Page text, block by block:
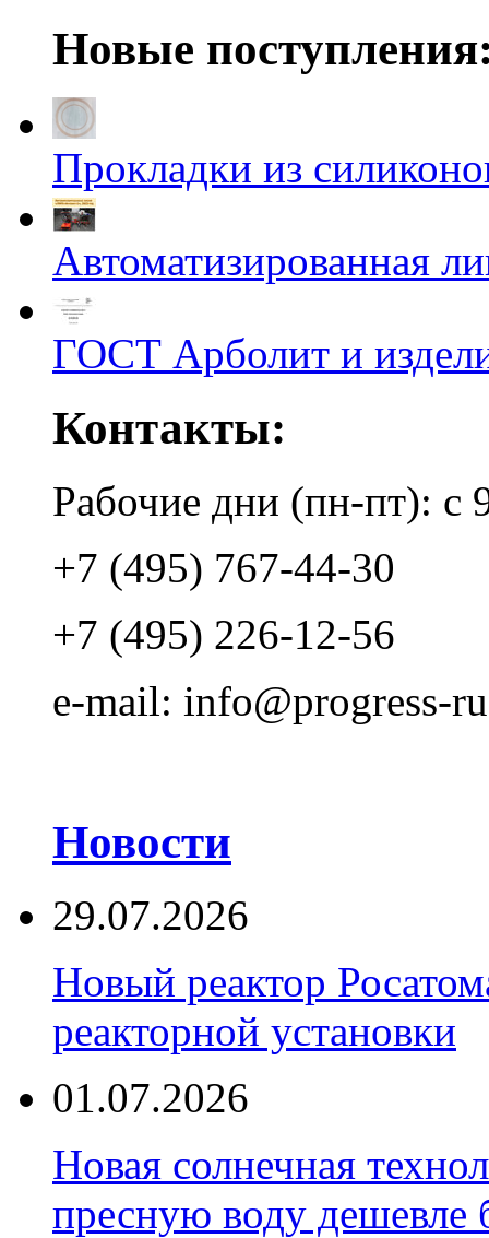
Новые
Прокладки из
Автоматизированная
ГОСТ Арболит и
Контакты:
Рабочие дни (пн-пт): с
+7 (495) 767-44-30
+7 (495) 226-12-56
e-mail: info@progress-
Новости
29.07.2026
Новый реактор
реакторной установки
01.07.2026
Новая солнечная
пресную воду дешевле